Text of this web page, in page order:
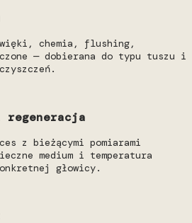
chemia, flushing,
— dobierana do typu tuszu i
regeneracja
z bieżącymi pomiarami
medium i temperatura
głowicy.